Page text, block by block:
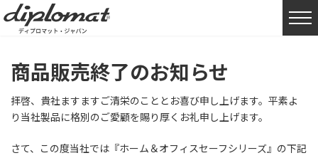
HOME お知らせ 商品販売終了のお知らせ
商品販売終了のお知らせ
拝啓、貴社ますますご清栄のこととお喜び申し上げます。平素よ
り当社製品に格別のご愛顧を賜り厚くお礼申し上げます。
さて、この度当社では『ホーム＆オフィスセーフシリーズ』の下記